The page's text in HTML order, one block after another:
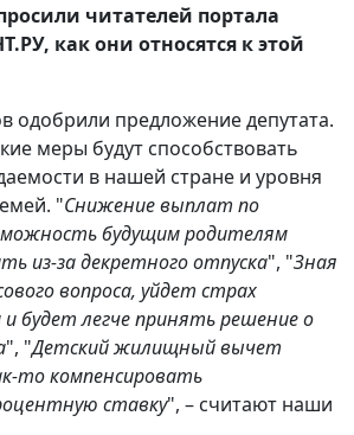
читателей портала
как они относятся к этой
одобрили предложение депутата.
меры будут способствовать
в нашей стране и уровня
"Снижение выплат по
будущим родителям
из-за декретного отпуска", "Зная
вопроса, уйдет страх
будет легче принять решение о
", "Детский жилищный вычет
то компенсировать
ставку", – считают наши